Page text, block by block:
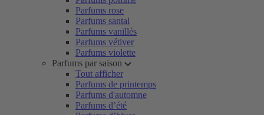
Parfums rose
Parfums santal
Parfums vanillés
Parfums vétiver
Parfums violette
Parfums par saison
Tout afficher
Parfums de printemps
Parfums d'automne
Parfums d’été